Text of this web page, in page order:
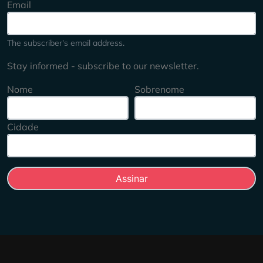
Email
The subscriber's email address.
Stay informed - subscribe to our newsletter.
Nome
Sobrenome
Cidade